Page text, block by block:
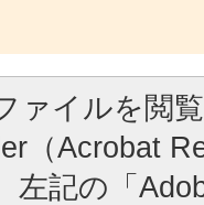
ァイルを閲
（Acrobat
左記の「